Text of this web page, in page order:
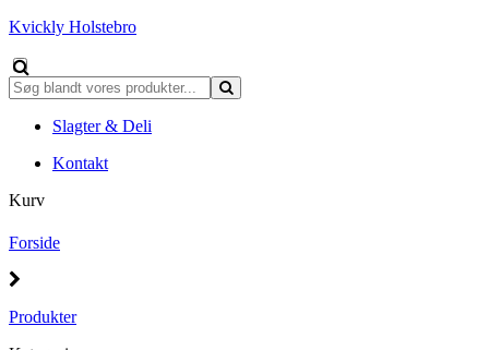
Kvickly Holstebro
Slagter & Deli
Kontakt
Kurv
Forside
Produkter